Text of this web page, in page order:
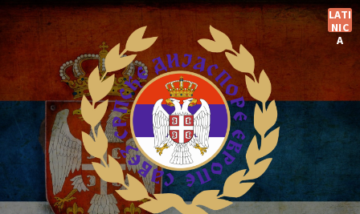
Skip
to
content
Skip
to
main
navigation
Skip
to
footer
LATI
NIC
A